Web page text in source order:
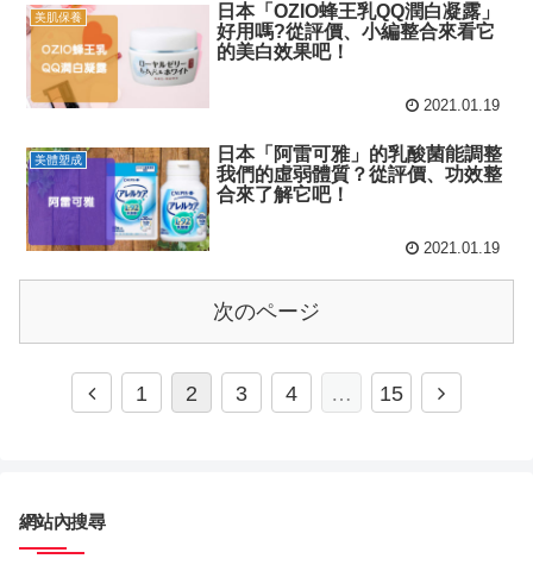
美肌保養
日本「OZIO蜂王乳QQ潤白凝露」
好用嗎?從評價、小編整合來看它
的美白效果吧！
2021.01.19
美體塑成
日本「阿雷可雅」的乳酸菌能調整
我們的虛弱體質？從評價、功效整
合來了解它吧！
2021.01.19
次のページ
1 2 3 4 … 15
網站內搜尋